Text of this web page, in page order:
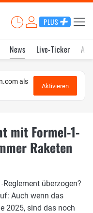
PLUS
News Live-Ticker
als
Aktivieren
mit Formel-1-
Raketen
überzogen?
Auch wenn das
2025, sind das noch